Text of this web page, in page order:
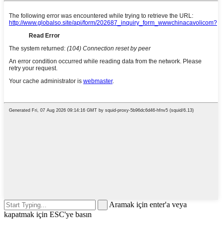
Aramak için enter'a veya
kapatmak için ESC'ye basın